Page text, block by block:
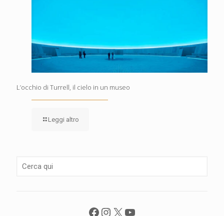
L’occhio di Turrell, il cielo in un museo
Leggi altro
Facebook
Instagram
X YouTube